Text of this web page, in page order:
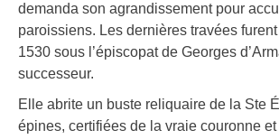
demanda son agrandissement pour
paroissiens. Les dernières travées
1530 sous l’épiscopat de Georges
successeur.
Elle abrite un buste reliquaire de la Ste
épines, certifiées de la vraie couronne